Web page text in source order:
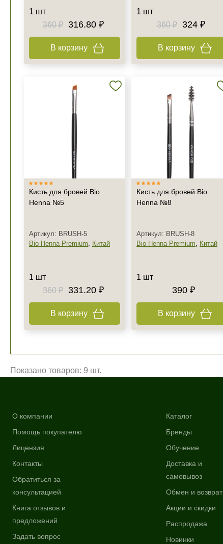
1 шт
360 ₽
316.80 ₽
В корзину
1 шт
360 ₽
324 ₽
В корзину
Кисть для бровей Bio
Henna №5
Артикул: BRUSH-5
Bio Henna Premium, Китай
1 шт
360 ₽
331.20 ₽
В корзину
Кисть для бровей Bio
Henna №8
Артикул: BRUSH-8
Bio Henna Premium, Китай
1 шт
390 ₽
В корзину
Показано товаров: 9 шт.
О компании
Помощь покупателю
Лицензия
Контакты
Обратиться за
консультацией
Книга отзывов и
предложений
Задать вопрос
Каталог
Бренды
Обучение
Доставка и
самовывоз
Обмен и возврат
Акции и скидки
Распродажа
Новинки